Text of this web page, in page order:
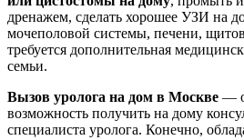
дренажем, сделать хорошее УЗИ на
мочеполовой системы, печени,
требуется дополнительная
семьи.
Вызов уролога на дом в Москве —
возможность получить на дому
специалиста уролога. Конечно,